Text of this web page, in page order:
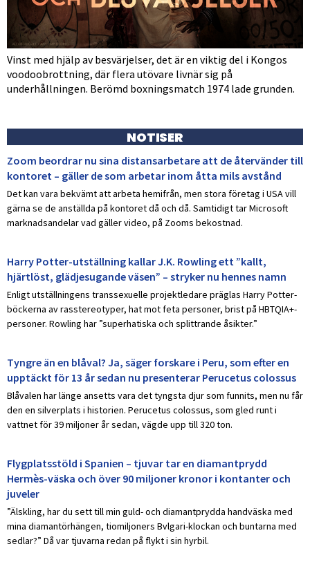
Vinst med hjälp av besvärjelser, det är en viktig del i Kongos
voodoobrottning, där flera utövare livnär sig på
underhållningen. Berömd boxningsmatch 1974 lade grunden.
NOTISER
Zoom beordrar nu sina distansarbetare att de återvänder till
kontoret – gäller de som arbetar inom åtta mils avstånd
Det kan vara bekvämt att arbeta hemifrån, men stora företag i USA vill
gärna se de anställda på kontoret då och då. Samtidigt tar Microsoft
marknadsandelar vad gäller video, på Zooms bekostnad.
Harry Potter-utställning kallar J.K. Rowling ett ”kallt,
hjärtlöst, glädjesugande väsen” – stryker nu hennes namn
Enligt utställningens transsexuelle projektledare präglas Harry Potter-
böckerna av rasstereotyper, hat mot feta personer, brist på HBTQIA+-
personer. Rowling har ”superhatiska och splittrande åsikter.”
Tyngre än en blåval? Ja, säger forskare i Peru, som efter en
upptäckt för 13 år sedan nu presenterar Perucetus colossus
Blåvalen har länge ansetts vara det tyngsta djur som funnits, men nu får
den en silverplats i historien. Perucetus colossus, som gled runt i
vattnet för 39 miljoner år sedan, vägde upp till 320 ton.
Flygplatsstöld i Spanien – tjuvar tar en diamantprydd
Hermès-väska och över 90 miljoner kronor i kontanter och
juveler
”Älskling, har du sett till min guld- och diamantprydda handväska med
mina diamantörhängen, tiomiljoners Bvlgari-klockan och buntarna med
sedlar?” Då var tjuvarna redan på flykt i sin hyrbil.